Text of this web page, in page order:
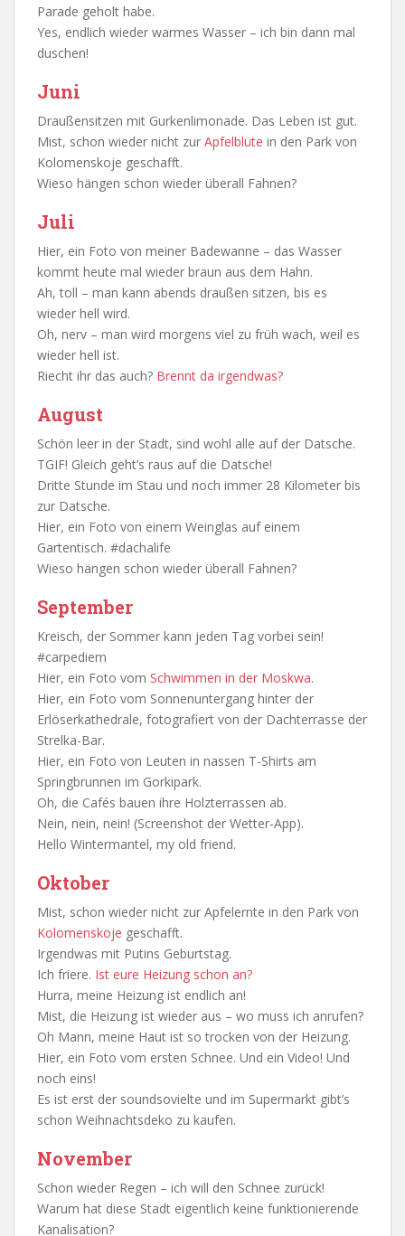
Parade geholt habe.
Yes, endlich wieder warmes Wasser – ich bin dann mal
duschen!
Juni
Draußensitzen mit Gurkenlimonade. Das Leben ist gut.
Mist, schon wieder nicht zur Apfelblüte in den Park von
Kolomenskoje geschafft.
Wieso hängen schon wieder überall Fahnen?
Juli
Hier, ein Foto von meiner Badewanne – das Wasser
kommt heute mal wieder braun aus dem Hahn.
Ah, toll – man kann abends draußen sitzen, bis es
wieder hell wird.
Oh, nerv – man wird morgens viel zu früh wach, weil es
wieder hell ist.
Riecht ihr das auch? Brennt da irgendwas?
August
Schön leer in der Stadt, sind wohl alle auf der Datsche.
TGIF! Gleich geht’s raus auf die Datsche!
Dritte Stunde im Stau und noch immer 28 Kilometer bis
zur Datsche.
Hier, ein Foto von einem Weinglas auf einem
Gartentisch. #dachalife
Wieso hängen schon wieder überall Fahnen?
September
Kreisch, der Sommer kann jeden Tag vorbei sein!
#carpediem
Hier, ein Foto vom Schwimmen in der Moskwa.
Hier, ein Foto vom Sonnenuntergang hinter der
Erlöserkathedrale, fotografiert von der Dachterrasse der
Strelka-Bar.
Hier, ein Foto von Leuten in nassen T-Shirts am
Springbrunnen im Gorkipark.
Oh, die Cafés bauen ihre Holzterrassen ab.
Nein, nein, nein! (Screenshot der Wetter-App).
Hello Wintermantel, my old friend.
Oktober
Mist, schon wieder nicht zur Apfelernte in den Park von
Kolomenskoje geschafft.
Irgendwas mit Putins Geburtstag.
Ich friere. Ist eure Heizung schon an?
Hurra, meine Heizung ist endlich an!
Mist, die Heizung ist wieder aus – wo muss ich anrufen?
Oh Mann, meine Haut ist so trocken von der Heizung.
Hier, ein Foto vom ersten Schnee. Und ein Video! Und
noch eins!
Es ist erst der soundsovielte und im Supermarkt gibt’s
schon Weihnachtsdeko zu kaufen.
November
Schon wieder Regen – ich will den Schnee zurück!
Warum hat diese Stadt eigentlich keine funktionierende
Kanalisation?